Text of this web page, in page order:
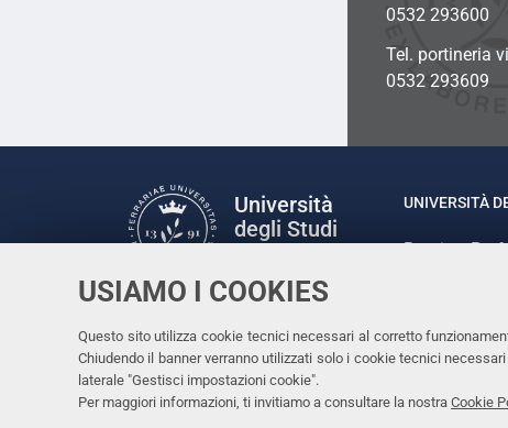
USIAMO I COOKIES
Questo sito utilizza cookie tecnici necessari al corretto
Chiudendo il banner verranno utilizzati solo i cookie tecnici
laterale "Gestisci impostazioni cookie".
Per maggiori informazioni, ti invitiamo a consultare la nostra Cookie
0532 293600
Tel. portineria
0532 293609
Università
degli Studi
Facebook
LinkedinInstagram
Youtube
UNIVERSITÀ
Rettrice: